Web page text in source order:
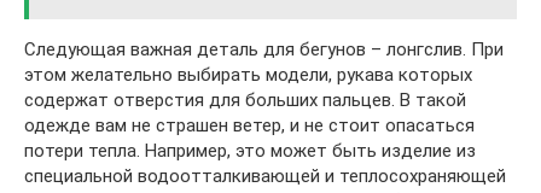
Следующая важная деталь для бегунов – лонгслив. При
этом желательно выбирать модели, рукава которых
содержат отверстия для больших пальцев. В такой
одежде вам не страшен ветер, и не стоит опасаться
потери тепла. Например, это может быть изделие из
специальной водоотталкивающей и теплосохраняющей